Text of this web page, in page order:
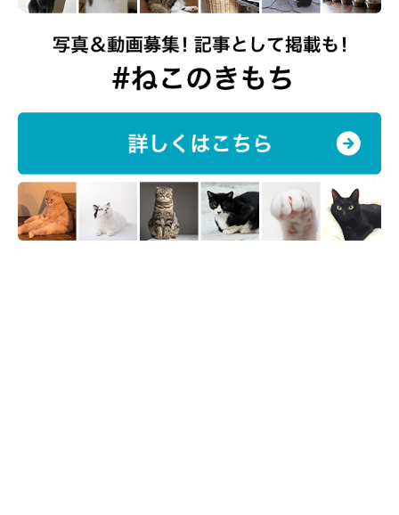
幼少の頃から猫などの動物たちとともに過ごしてきたという飼い
主さん。現在、おまめちゃんは 「すっかり家族の一員」だといい
飼い主さん：
「動物を飼う上では可愛さだけではなく、命を預かる責任の重
さ、自分より先に天命を終えてしまうこと、命の尊さを学びまし
た。
息子が2人いるので、おまめは我が家の末っ子娘です。おまめの